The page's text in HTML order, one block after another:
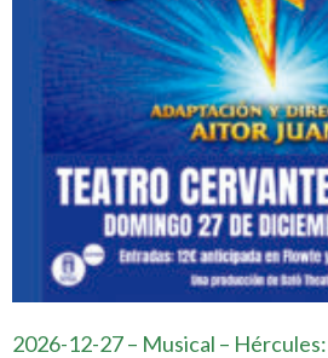
2026-12-27 – Musical –